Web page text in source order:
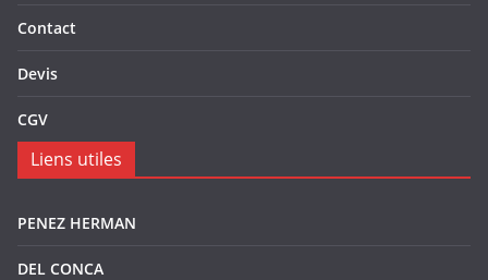
Contact
Devis
CGV
Liens utiles
PENEZ HERMAN
DEL CONCA